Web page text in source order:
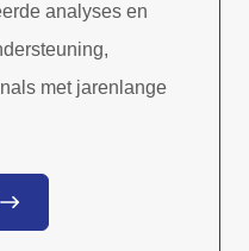
analyses en
met jarenlange